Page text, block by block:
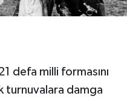
defa milli formasını
damga